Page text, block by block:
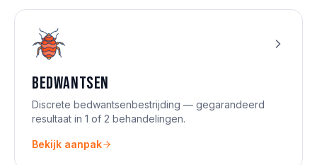
Bedwantsen
Discrete bedwantsenbestrijding — gegarandeerd
resultaat in 1 of 2 behandelingen.
Bekijk aanpak